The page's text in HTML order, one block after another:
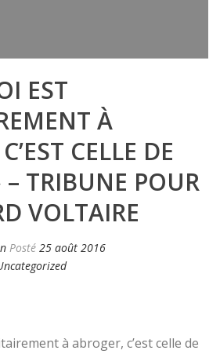
EST
À
CELLE DE
TRIBUNE POUR
VOLTAIRE
Posté 25 août 2016
à abroger, c’est celle de